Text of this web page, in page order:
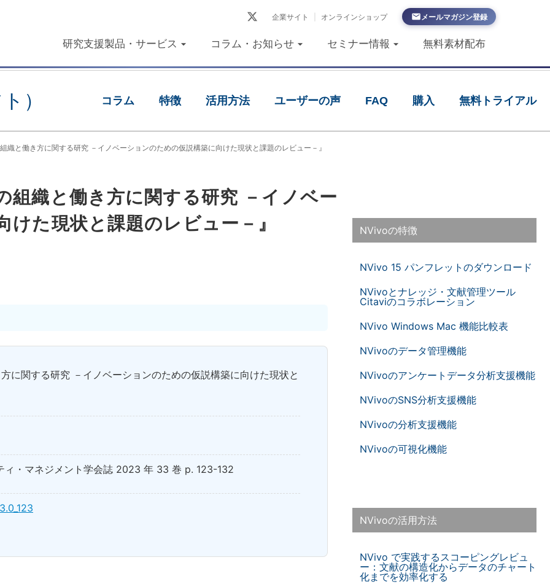
企業サイト オンラインショップ メールマガジン登録
研究支援製品・サービス コラム・お知らせ セミナー情報 無料素材配布
） コラム 特徴 活用方法 ユーザーの声 FAQ 購入 無料トライアル
織と働き方に関する研究 －イノベーションのための仮説構築に向けた現状と課題のレビュー－』
組織と働き方に関する研究 －イノベー
た現状と課題のレビュー－』
に関する研究 －イノベーションのための仮説構築に向けた現状と
ィ・マネジメント学会誌 2023 年 33 巻 p. 123-132
NVivoの特徴
NVivo 15 パンフレットのダウンロード
NVivoとナレッジ・文献管理ツール
Citaviのコラボレーション
NVivo Windows Mac 機能比較表
NVivoのデータ管理機能
NVivoのアンケートデータ分析支援機能
NVivoのSNS分析支援機能
NVivoの分析支援機能
NVivoの可視化機能
NVivoの活用方法
NVivo で実践するスコーピングレビュ
ー：文献の構造化からデータのチャート
化までを効率化する